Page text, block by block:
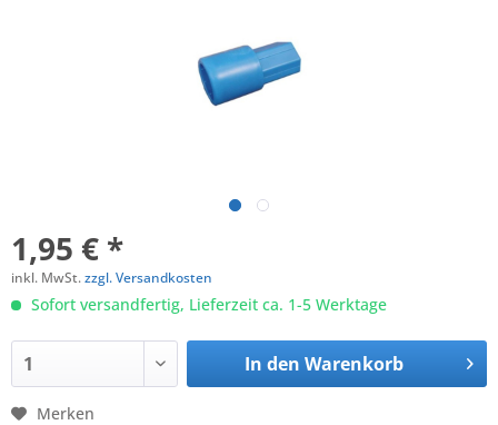
1,95 € *
inkl. MwSt.zzgl. Versandkosten
Sofort versandfertig, Lieferzeit ca. 1-5 Werktage
In den Warenkorb
Merken